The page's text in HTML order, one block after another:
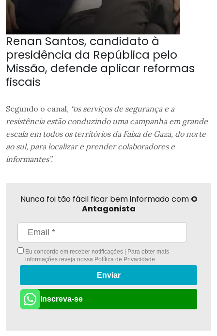
Renan Santos, candidato à
presidência da República pelo
Missão, defende aplicar reformas
fiscais
Segundo o canal, “os serviços de segurança e a
resistência estão conduzindo uma campanha em grande
escala em todos os territórios da Faixa de Gaza, do norte
ao sul, para localizar e prender colaboradores e
informantes”.
Nunca foi tão fácil ficar bem informado com O
Antagonista
Eu concordo em receber notificações | Para obter mais
informações reveja nossa Política de Privacidade.
Enviar
Inscreva-se